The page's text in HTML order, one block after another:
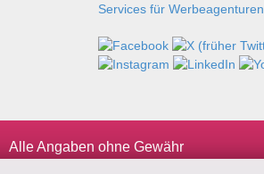
Services für Werbeagenturen
Alle Angaben ohne Gewähr